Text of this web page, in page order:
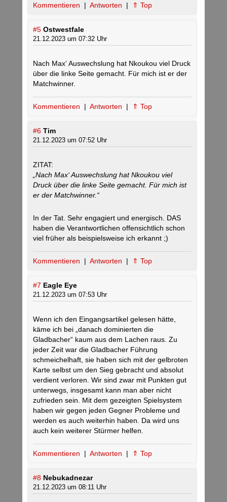
Kommentieren | Antworten | ⇑ Top
#5 Ostwestfale
21.12.2023 um 07:32 Uhr
Nach Max‘ Auswechslung hat Nkoukou viel Druck
über die linke Seite gemacht. Für mich ist er der
Matchwinner.
Kommentieren | Antworten | ⇑ Top
#6 Tim
21.12.2023 um 07:52 Uhr
ZITAT:
„Nach Max‘ Auswechslung hat Nkoukou viel
Druck über die linke Seite gemacht. Für mich ist
er der Matchwinner.“
In der Tat. Sehr engagiert und energisch. DAS
haben die Verantwortlichen offensichtlich schon
viel früher als beispielsweise ich erkannt ;)
Kommentieren | Antworten | ⇑ Top
#7 Eagle Eye
21.12.2023 um 07:53 Uhr
Wenn ich den Eingangsartikel gelesen hätte,
käme ich bei „danach dominierten die
Gladbacher“ kaum aus dem Lachen raus. Zu
jeder Zeit war die Gladbacher Führung
schmeichelhaft, sie haben sich mit der gelbroten
Karte selbst um den Sieg gebracht und absolut
verdient verloren. Wir sind zwar mit Punkten gut
unterwegs, insgesamt kann man aber nicht
zufrieden sein. Mit dem gezeigten Spielsystem
haben wir gegen jeden Gegner Probleme und
werden es auch weiterhin haben. Da wird uns
auch kein weiterer Stürmer helfen.
Kommentieren | Antworten | ⇑ Top
#8 Nebukadnezar
21.12.2023 um 08:11 Uhr